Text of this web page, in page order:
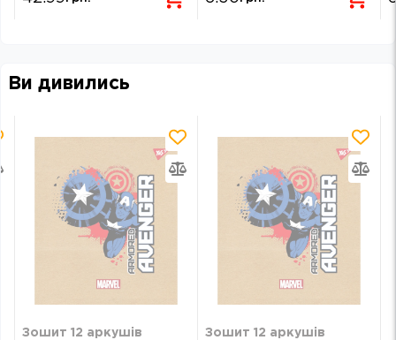
Ви дивились
Зошит 12 аркушів
Зошит 12 аркушів